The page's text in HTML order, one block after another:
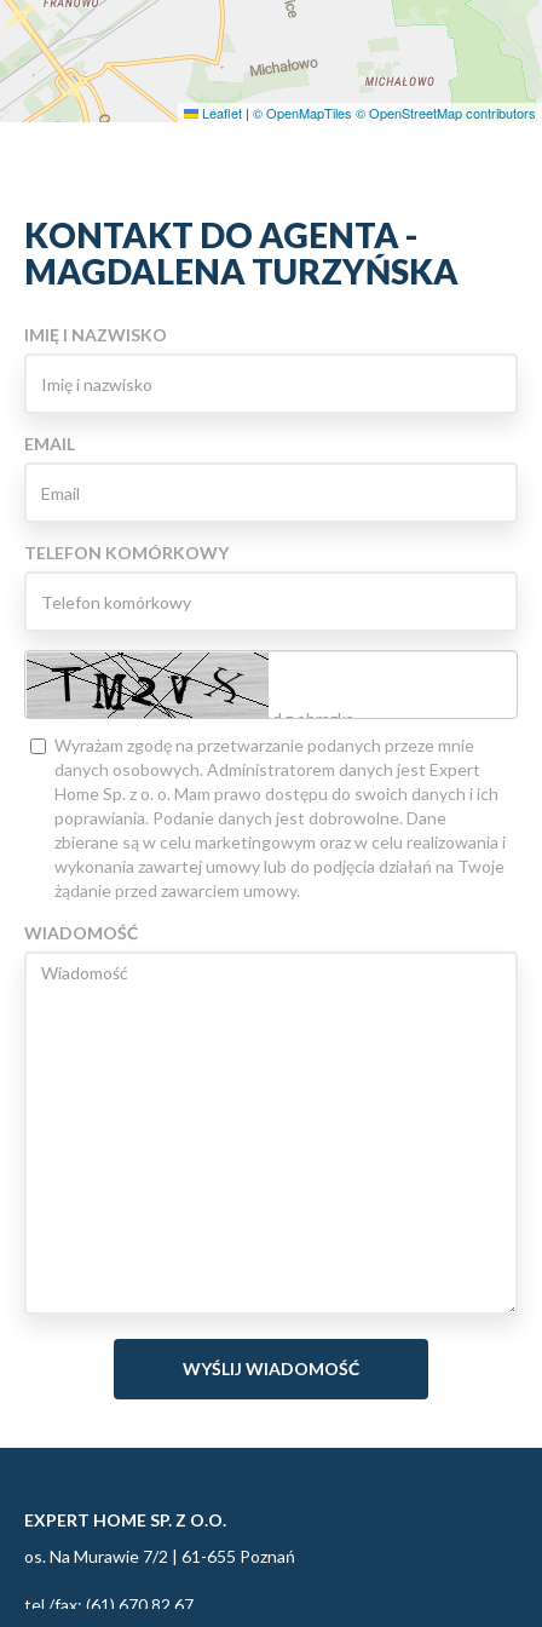
Leaflet | © OpenMapTiles © OpenStreetMap contributors
KONTAKT DO AGENTA -
MAGDALENA TURZYŃSKA
IMIĘ I NAZWISKO
EMAIL
TELEFON KOMÓRKOWY
Wyrażam zgodę na przetwarzanie podanych przeze mnie
danych osobowych. Administratorem danych jest Expert
Home Sp. z o. o. Mam prawo dostępu do swoich danych i ich
poprawiania. Podanie danych jest dobrowolne. Dane
zbierane są w celu marketingowym oraz w celu realizowania i
wykonania zawartej umowy lub do podjęcia działań na Twoje
żądanie przed zawarciem umowy.
WIADOMOŚĆ
EXPERT HOME SP. Z O.O.
os. Na Murawie 7/2 | 61-655 Poznań
tel./fax: (61) 670 82 67